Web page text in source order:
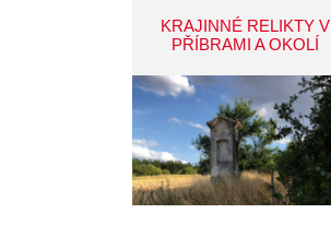
KRAJINNÉ RELIKTY V
PŘÍBRAMI A OKOLÍ